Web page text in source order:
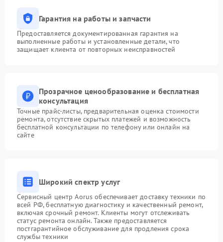
Гарантия на работы и запчасти
Предоставляется документированная гарантия на
выполненные работы и установленные детали, что
защищает клиента от повторных неисправностей
Прозрачное ценообразование и бесплатная
консультация
Точные прайс-листы, предварительная оценка стоимости
ремонта, отсутствие скрытых платежей и возможность
бесплатной консультации по телефону или онлайн на
сайте
Широкий спектр услуг
Сервисный центр Aorus обеспечивает доставку техники по
всей РФ, бесплатную диагностику и качественный ремонт,
включая срочный ремонт. Клиенты могут отслеживать
статус ремонта онлайн. Также предоставляется
постгарантийное обслуживание для продления срока
службы техники